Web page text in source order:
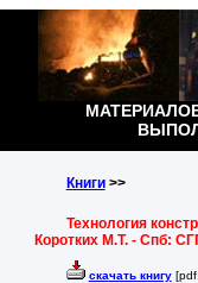
Книги>>
Технология
Коротких М.Т. - Спб:
скачать книгу